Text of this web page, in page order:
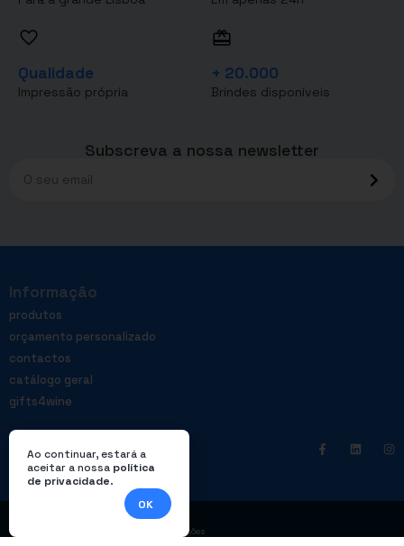
Qualidade
Impressão própria
+ 20.000
Brindes disponíveis
Subscreva a nossa newsletter
Informação
produtos
orçamento personalizado
contactos
catálogo geral
gifts4wine
Livro de reclamações
Ao continuar, estará a
aceitar a nossa política
de privacidade.
OK